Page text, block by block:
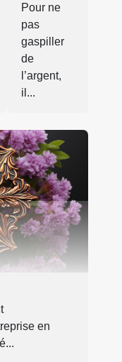
Pour ne
pas
gaspiller
de
l’argent,
il...
en